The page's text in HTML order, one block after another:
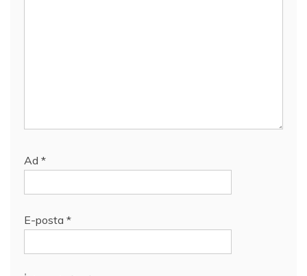
Ad *
E-posta *